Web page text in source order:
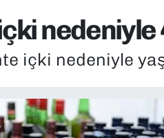
nedeniyle
içki nedeniyle